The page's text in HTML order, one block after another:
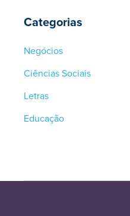
Categorias
Negócios
Ciências Sociais
Letras
Educação